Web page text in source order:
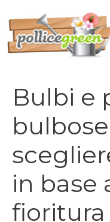
contenuto
Bulbi e
in base
fioritura